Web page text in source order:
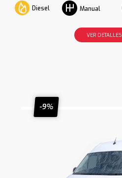
Diesel Manual
VER DETALLES
-9%